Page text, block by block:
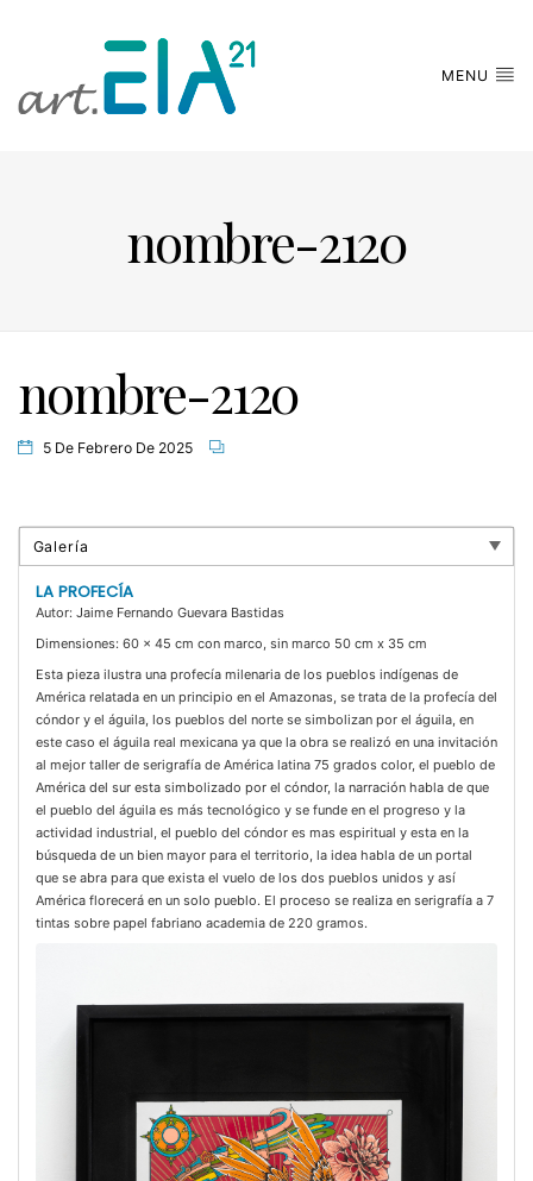
MENU
nombre-2120
nombre-2120
5 De Febrero De 2025
LA PROFECÍA
Autor: Jaime Fernando Guevara Bastidas
Dimensiones: 60 x 45 cm con marco, sin marco 50 cm x 35 cm
Esta pieza ilustra una profecía milenaria de los pueblos indígenas de
América relatada en un principio en el Amazonas, se trata de la profecía del
cóndor y el águila, los pueblos del norte se simbolizan por el águila, en
este caso el águila real mexicana ya que la obra se realizó en una invitación
al mejor taller de serigrafía de América latina 75 grados color, el pueblo de
América del sur esta simbolizado por el cóndor, la narración habla de que
el pueblo del águila es más tecnológico y se funde en el progreso y la
actividad industrial, el pueblo del cóndor es mas espiritual y esta en la
búsqueda de un bien mayor para el territorio, la idea habla de un portal
que se abra para que exista el vuelo de los dos pueblos unidos y así
América florecerá en un solo pueblo. El proceso se realiza en serigrafía a 7
tintas sobre papel fabriano academia de 220 gramos.